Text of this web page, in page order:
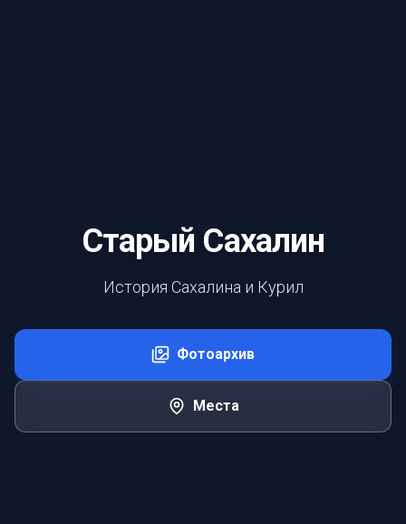
Старый Сахалин
История Сахалина и Курил
Фотоархив
Места